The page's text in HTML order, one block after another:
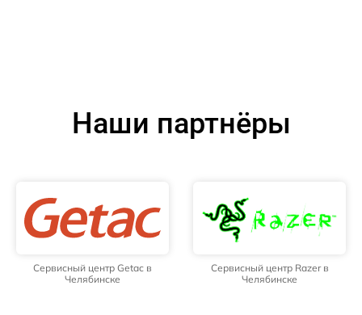
Наши партнёры
Сервисный центр Getac в
Челябинске
Сервисный центр Razer в
Челябинске